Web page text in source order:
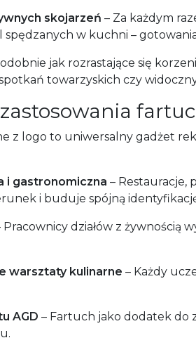
skojarzeń – Za każdym
w kuchni –
jak rozrastające się
towarzyskich czy
z logo to uniwersalny gadżet
i gastronomiczna – Restauracje,
i buduje spójną
Pracownicy działów z żywnością
warsztaty kulinarne – Każdy
AGD – Fartuch jako dodatek